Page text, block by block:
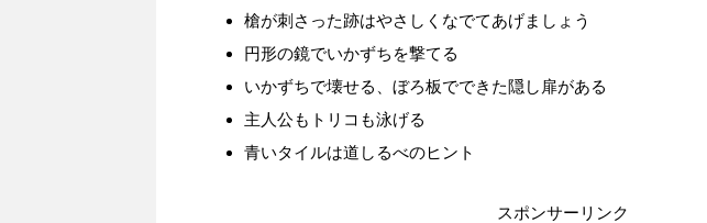
槍が刺さった跡はやさしくなでてあげましょう
円形の鏡でいかずちを撃てる
いかずちで壊せる、ぼろ板でできた隠し扉がある
主人公もトリコも泳げる
青いタイルは道しるべのヒント
スポンサーリンク